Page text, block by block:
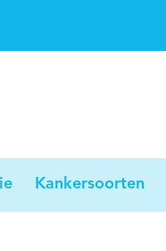
Kankersoorten